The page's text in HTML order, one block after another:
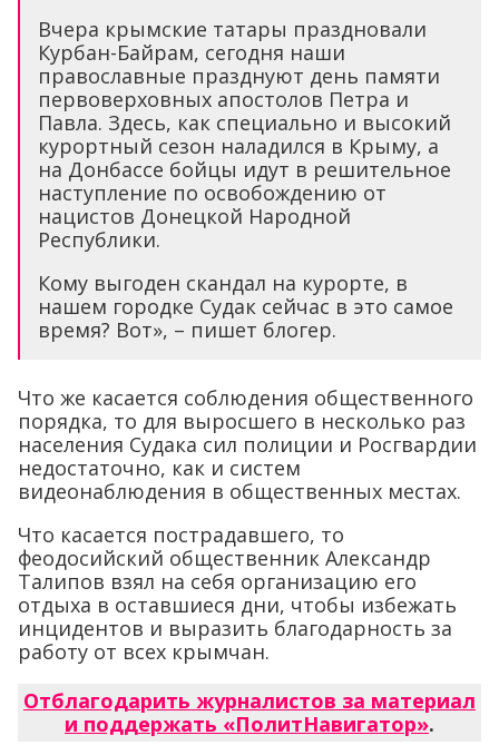
Вчера крымские татары праздновали
Курбан-Байрам, сегодня наши
православные празднуют день памяти
первоверховных апостолов Петра и
Павла. Здесь, как специально и высокий
курортный сезон наладился в Крыму, а
на Донбассе бойцы идут в решительное
наступление по освобождению от
нацистов Донецкой Народной
Республики.
Кому выгоден скандал на курорте, в
нашем городке Судак сейчас в это самое
время? Вот», – пишет блогер.
Что же касается соблюдения общественного
порядка, то для выросшего в несколько раз
населения Судака сил полиции и Росгвардии
недостаточно, как и систем
видеонаблюдения в общественных местах.
Что касается пострадавшего, то
феодосийский общественник Александр
Талипов взял на себя организацию его
отдыха в оставшиеся дни, чтобы избежать
инцидентов и выразить благодарность за
работу от всех крымчан.
Отблагодарить журналистов за материал
и поддержать «ПолитНавигатор».